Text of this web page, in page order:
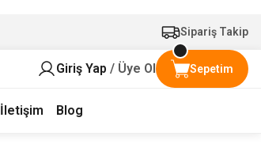
Sipariş Takip
Giriş Yap / Üye Ol Sepetim
İletişim Blog